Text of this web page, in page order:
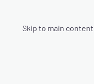
Skip to main content